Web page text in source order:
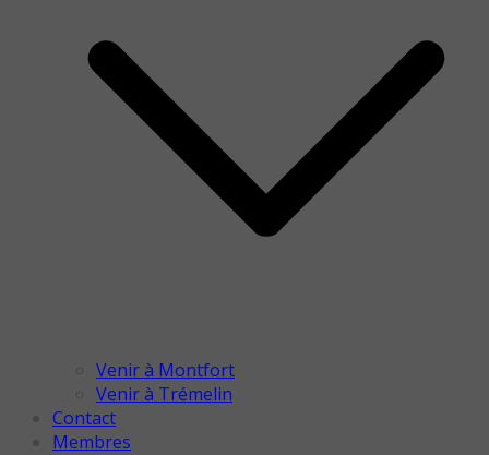
Venir à Montfort
Venir à Trémelin
Contact
Membres